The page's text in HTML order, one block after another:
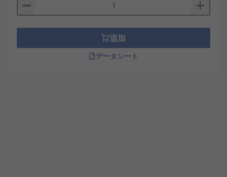
追加
データシート